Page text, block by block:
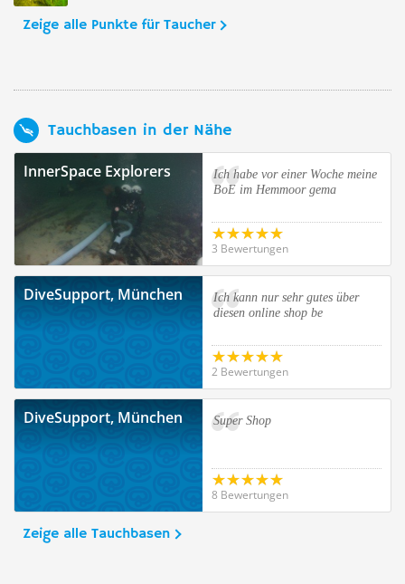
Zeige alle Punkte für Taucher
Tauchbasen in der Nähe
InnerSpace Explorers
Ich habe vor einer Woche meine
BoE im Hemmoor gema
3 Bewertungen
DiveSupport, München
Ich kann nur sehr gutes über
diesen online shop be
2 Bewertungen
DiveSupport, München Super Shop
8 Bewertungen
Zeige alle Tauchbasen